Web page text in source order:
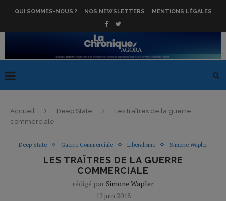
QUI SOMMES-NOUS ? NOS NEWSLETTERS MENTIONS LÉGALES
Accueil Deep State
Les traîtres de la guerre
commerciale
Deep State Guerre Commerciale Liberalisme Simone Wapler
LES TRAÎTRES DE LA GUERRE
COMMERCIALE
rédigé par Simone Wapler
12 juin 2018